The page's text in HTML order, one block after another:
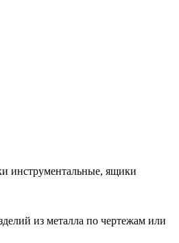
инструментальные, ящики
из металла по чертежам или